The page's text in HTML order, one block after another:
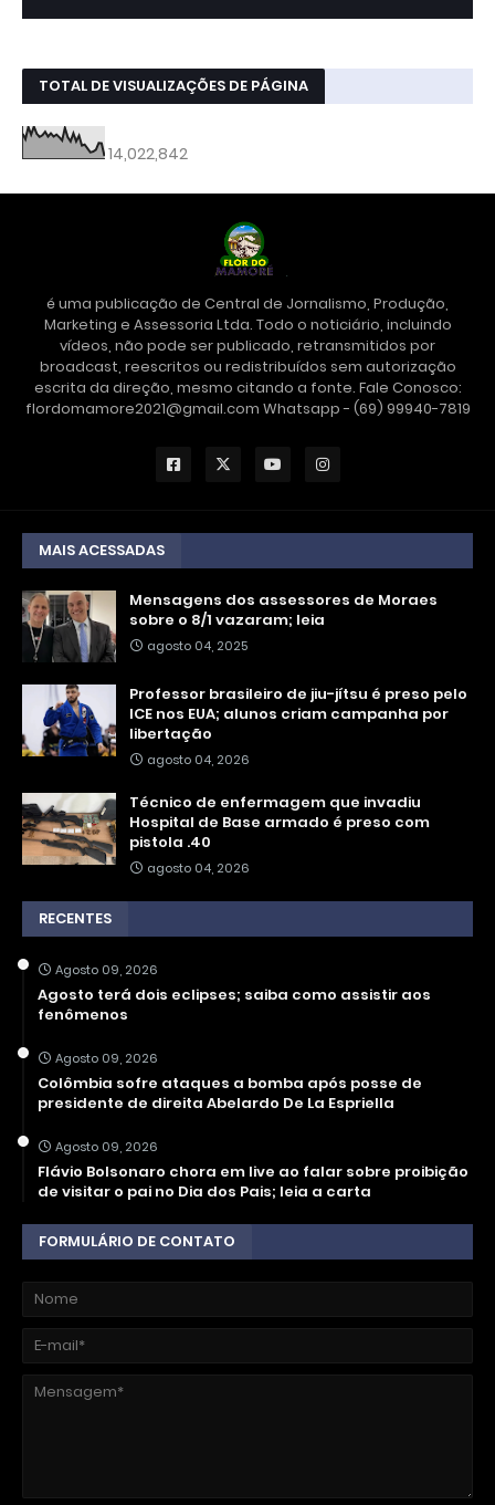
TOTAL DE VISUALIZAÇÕES DE PÁGINA
14,022,842
é uma publicação de Central de Jornalismo, Produção,
Marketing e Assessoria Ltda. Todo o noticiário, incluindo
vídeos, não pode ser publicado, retransmitidos por
broadcast, reescritos ou redistribuídos sem autorização
escrita da direção, mesmo citando a fonte. Fale Conosco:
flordomamore2021@gmail.com Whatsapp - (69) 99940-7819
MAIS ACESSADAS
Mensagens dos assessores de Moraes
sobre o 8/1 vazaram; leia
agosto 04, 2025
Professor brasileiro de jiu-jítsu é preso pelo
ICE nos EUA; alunos criam campanha por
libertação
agosto 04, 2026
Técnico de enfermagem que invadiu
Hospital de Base armado é preso com
pistola .40
agosto 04, 2026
RECENTES
Agosto 09, 2026
Agosto terá dois eclipses; saiba como assistir aos
fenômenos
Agosto 09, 2026
Colômbia sofre ataques a bomba após posse de
presidente de direita Abelardo De La Espriella
Agosto 09, 2026
Flávio Bolsonaro chora em live ao falar sobre proibição
de visitar o pai no Dia dos Pais; leia a carta
FORMULÁRIO DE CONTATO